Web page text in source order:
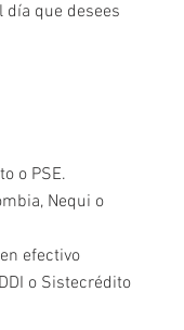
día que desees
o PSE.
Nequi o
efectivo
o Sistecrédito